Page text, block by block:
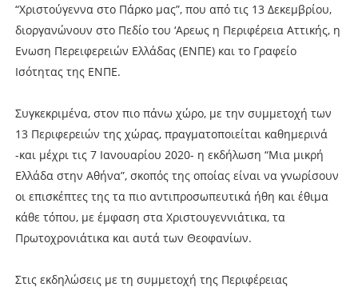
“Χριστούγεννα στο Πάρκο μας”, που από τις 13 Δεκεμβρίου,
διοργανώνουν στο Πεδίο του ‘Aρεως η Περιφέρεια Αττικής, η
Ενωση Περειφερειών Ελλάδας (ΕΝΠΕ) και το Γραφείο
Ισότητας της ΕΝΠΕ.
Συγκεκριμένα, στον πιο πάνω χώρο, με την συμμετοχή των
13 Περιφερειών της χώρας, πραγματοποιείται καθημερινά
-και μέχρι τις 7 Ιανουαρίου 2020- η εκδήλωση “Μια μικρή
Ελλάδα στην Αθήνα”, σκοπός της οποίας είναι να γνωρίσουν
οι επισκέπτες της τα πιο αντιπροσωπευτικά ήθη και έθιμα
κάθε τόπου, με έμφαση στα Χριστουγεννιάτικα, τα
Πρωτοχρονιάτικα και αυτά των Θεοφανίων.
Στις εκδηλώσεις με τη συμμετοχή της Περιφέρειας